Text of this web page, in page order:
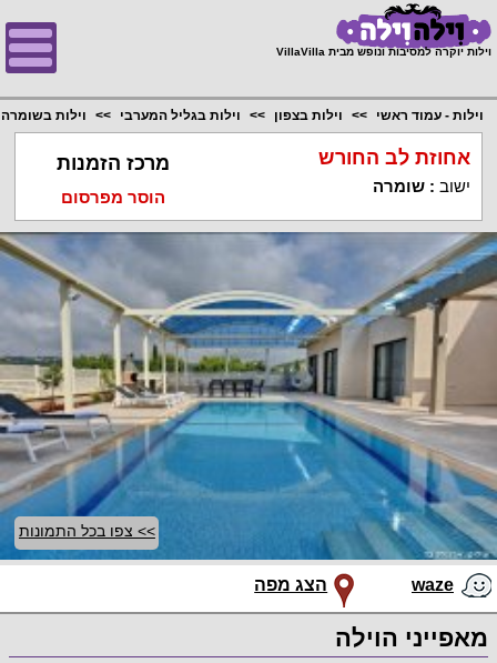
וילות יוקרה למסיבות ונופש מבית VillaVilla
וילות - עמוד ראשי וילות בצפון וילות בגליל המערבי וילות בשומרה
אחוזת לב החורש
ישוב :שומרה
מרכז הזמנות
הוסר מפרסום
>> צפו בכל התמונות
waze הצג מפה
מאפייני הוילה